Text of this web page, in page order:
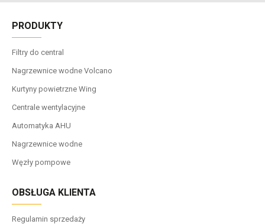
PRODUKTY
Filtry do central
Nagrzewnice wodne Volcano
Kurtyny powietrzne Wing
Centrale wentylacyjne
Automatyka AHU
Nagrzewnice wodne
Węzły pompowe
OBSŁUGA KLIENTA
Regulamin sprzedaży